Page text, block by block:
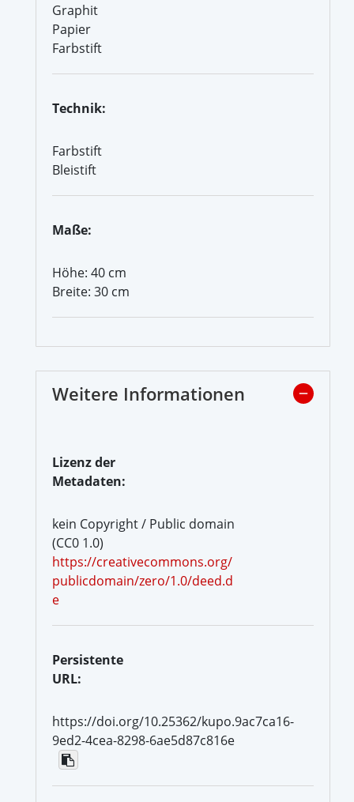
Graphit
Papier
Farbstift
Technik:
Farbstift
Bleistift
Maße:
Höhe: 40 cm
Breite: 30 cm
Weitere Informationen
Lizenz der
Metadaten:
kein Copyright / Public domain
(CC0 1.0)
https://creativecommons.org/
publicdomain/zero/1.0/deed.d
e
Persistente
URL:
https://doi.org/10.25362/kupo.9ac7ca16-
9ed2-4cea-8298-6ae5d87c816e